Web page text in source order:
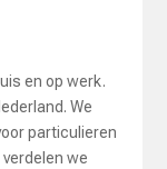
en op werk.
We
particulieren
we